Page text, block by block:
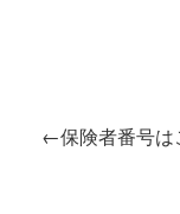
←保険者番号は